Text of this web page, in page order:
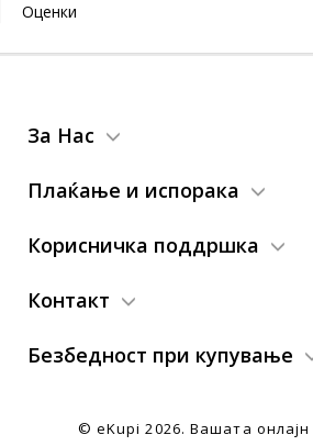
Оценки
За Нас
Плаќање и испорака
Корисничка поддршка
Контакт
Безбедност при купување
© eKupi2026. Вашата